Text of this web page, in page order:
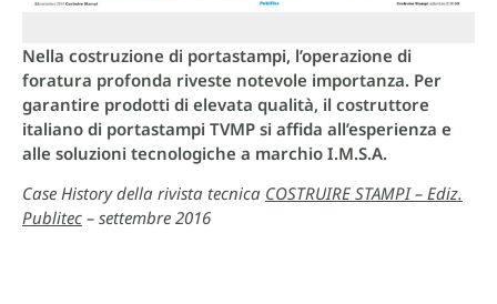
Nella costruzione di portastampi, l’operazione di
foratura profonda riveste notevole importanza. Per
garantire prodotti di elevata qualità, il costruttore
italiano di portastampi TVMP si affida all’esperienza e
alle soluzioni tecnologiche a marchio I.M.S.A.
Case History della rivista tecnica COSTRUIRE STAMPI – Ediz.
Publitec – settembre 2016